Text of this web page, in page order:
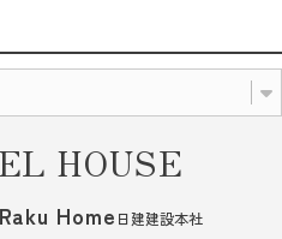
HOUSE
Raku Home 日建建設本社